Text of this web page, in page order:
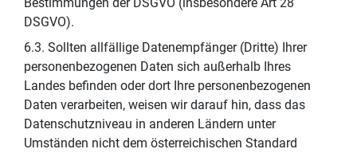
DSGVO).
6.3. Sollten allfällige Datenempfänger (Dritte) Ihrer
personenbezogenen Daten sich außerhalb Ihres
Landes befinden oder dort Ihre personenbezogenen
Daten verarbeiten, weisen wir darauf hin, dass das
Datenschutzniveau in anderen Ländern unter
Umständen nicht dem österreichischen Standard